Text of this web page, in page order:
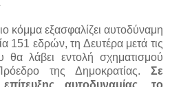
κόμμα εξασφαλίζει αυτοδύναμη
151 εδρών, τη Δευτέρα μετά τις
θα λάβει εντολή σχηματισμού
της Δημοκρατίας. Σε